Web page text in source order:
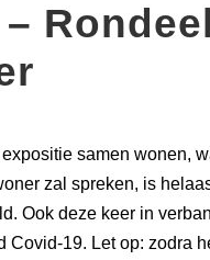
Rondeel
samen wonen,
zal spreken, is
Ook deze keer in
Covid-19. Let op: zodra